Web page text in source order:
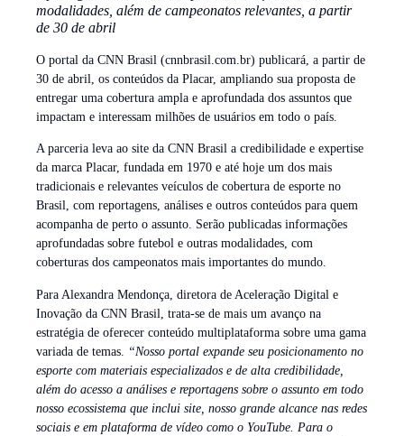
modalidades, além de campeonatos relevantes, a partir
de 30 de abril
O portal da CNN Brasil (cnnbrasil.com.br) publicará, a partir de
30 de abril, os conteúdos da Placar, ampliando sua proposta de
entregar uma cobertura ampla e aprofundada dos assuntos que
impactam e interessam milhões de usuários em todo o país.
A parceria leva ao site da CNN Brasil a credibilidade e expertise
da marca Placar, fundada em 1970 e até hoje um dos mais
tradicionais e relevantes veículos de cobertura de esporte no
Brasil, com reportagens, análises e outros conteúdos para quem
acompanha de perto o assunto. Serão publicadas informações
aprofundadas sobre futebol e outras modalidades, com
coberturas dos campeonatos mais importantes do mundo.
Para Alexandra Mendonça, diretora de Aceleração Digital e
Inovação da CNN Brasil, trata-se de mais um avanço na
estratégia de oferecer conteúdo multiplataforma sobre uma gama
variada de temas.
“Nosso portal expande seu posicionamento no
esporte com materiais especializados e de alta credibilidade,
além do acesso a análises e reportagens sobre o assunto em todo
nosso ecossistema que inclui site, nosso grande alcance nas redes
sociais e em plataforma de vídeo como o YouTube. Para o